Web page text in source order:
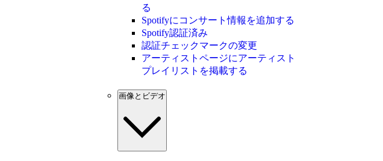
る
Spotifyにコンサート情報を追加する
Spotify認証済み
認証チェックマークの変更
アーティストページにアーティスト
プレイリストを掲載する
画像とビデオ